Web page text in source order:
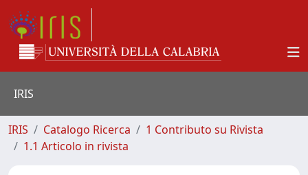
IRIS
IRIS Catalogo Ricerca
1 Contributo su Rivista
1.1 Articolo in rivista